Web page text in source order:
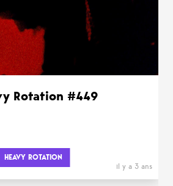
Rotation #449
HEAVY ROTATION
il y a 3 ans